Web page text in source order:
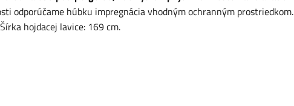
odporúčame húbku impregnácia vhodným ochranným prostriedkom.
hojdacej lavice: 169 cm.